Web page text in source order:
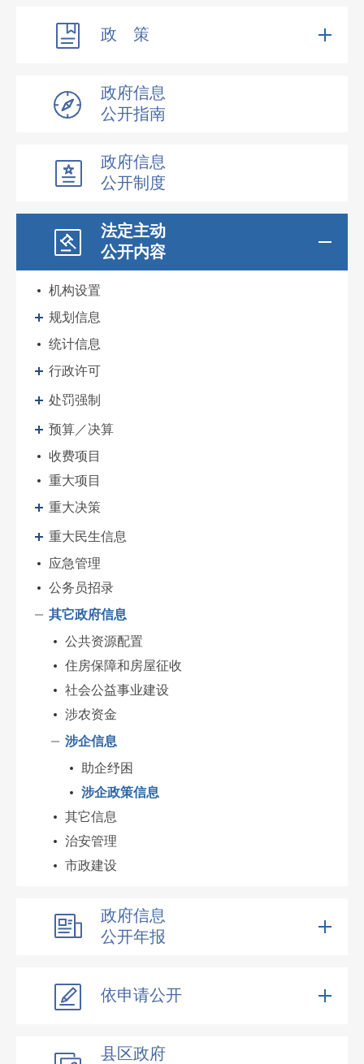
政 策
政府信息
公开指南
政府信息
公开制度
法定主动
公开内容
机构设置
规划信息
统计信息
行政许可
处罚强制
预算／决算
收费项目
重大项目
重大决策
重大民生信息
应急管理
公务员招录
其它政府信息
公共资源配置
住房保障和房屋征收
社会公益事业建设
涉农资金
涉企信息
助企纾困
涉企政策信息
其它信息
治安管理
市政建设
政府信息
公开年报
依申请公开
县区政府